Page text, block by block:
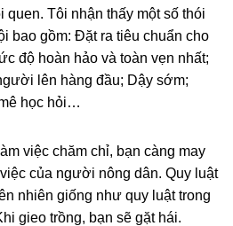
quen. Tôi nhận thấy một số thói
bao gồm: Đặt ra tiêu chuẩn cho
độ hoàn hảo và toàn vẹn nhất;
lên hàng đầu; Dậy sớm;
học hỏi…
việc chăm chỉ, bạn càng may
của người nông dân. Quy luật
nhiên giống như quy luật trong
gieo trồng, bạn sẽ gặt hái.